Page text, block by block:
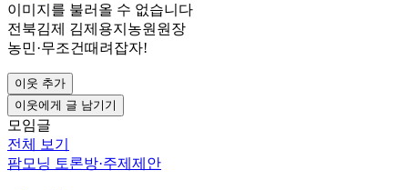
이미지를 불러올 수 없습니다
전북김제 김제용지농원원장
농민·무조건때려잡자!
이웃 추가
이웃에게 글 남기기
모임글
전체 보기
팜모닝 토론방·주제제안